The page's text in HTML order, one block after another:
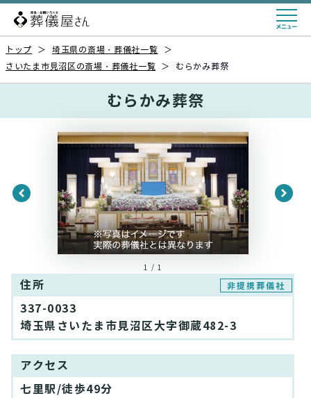
トップ ＞ 埼玉県の斎場・葬儀社一覧
＞
さいたま市見沼区の斎場・葬儀社一覧 ＞ むらかみ葬祭
むらかみ葬祭
1 / 1
住所 非提携葬儀社
337-0033
埼玉県さいたま市見沼区大字御蔵482-3
アクセス
七里駅/徒歩49分